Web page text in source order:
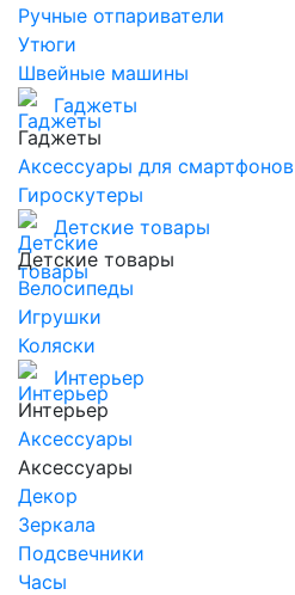
Ручные отпариватели
Утюги
Швейные машины
Гаджеты
Гаджеты
Аксессуары для смартфонов
Гироскутеры
Детские товары
Детские товары
Велосипеды
Игрушки
Коляски
Интерьер
Интерьер
Аксессуары
Аксессуары
Декор
Зеркала
Подсвечники
Часы